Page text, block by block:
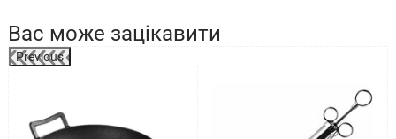
Вас може зацікавити
Previous